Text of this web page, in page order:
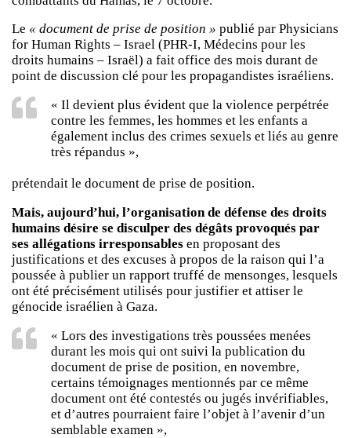
Le « document de prise de position » publié par Physicians
for Human Rights – Israel (PHR-I, Médecins pour les
droits humains – Israël) a fait office des mois durant de
point de discussion clé pour les propagandistes israéliens.
« Il devient plus évident que la violence perpétrée
contre les femmes, les hommes et les enfants a
également inclus des crimes sexuels et liés au genre
très répandus »,
prétendait le document de prise de position.
Mais, aujourd’hui, l’organisation de défense des droits
humains désire se disculper des dégâts provoqués par
ses allégations irresponsables en proposant des
justifications et des excuses à propos de la raison qui l’a
poussée à publier un rapport truffé de mensonges, lesquels
ont été précisément utilisés pour justifier et attiser le
génocide israélien à Gaza.
« Lors des investigations très poussées menées
durant les mois qui ont suivi la publication du
document de prise de position, en novembre,
certains témoignages mentionnés par ce même
document ont été contestés ou jugés invérifiables,
et d’autres pourraient faire l’objet à l’avenir d’un
semblable examen »,